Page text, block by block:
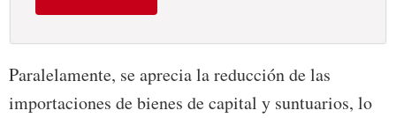
Paralelamente, se aprecia la reducción de las
importaciones de bienes de capital y suntuarios, lo